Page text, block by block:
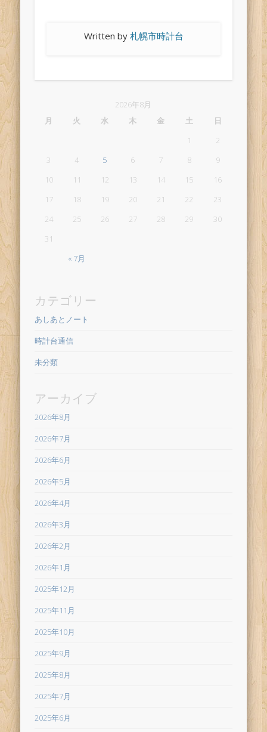
Written by 札幌市時計台
2026年8月
月
火 水 木 金 土 日
« 7月
1
2
3
4 5 6 7 8
9
10
11 12 13 14 15
16
17
18 19 20 21 22
23
24
25 26 27 28 29
30
31
カテゴリー
あしあとノート
時計台通信
未分類
アーカイブ
2026年8月
2026年7月
2026年6月
2026年5月
2026年4月
2026年3月
2026年2月
2026年1月
2025年12月
2025年11月
2025年10月
2025年9月
2025年8月
2025年7月
2025年6月